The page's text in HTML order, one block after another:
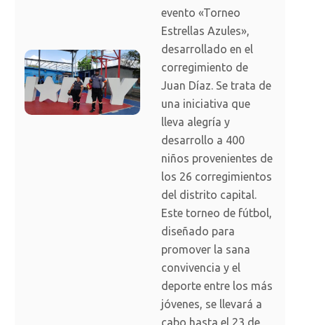
evento «Torneo
Estrellas Azules»,
desarrollado en el
corregimiento de
Juan Díaz. Se trata de
una iniciativa que
lleva alegría y
desarrollo a 400
niños provenientes de
los 26 corregimientos
del distrito capital.
Este torneo de fútbol,
diseñado para
promover la sana
convivencia y el
deporte entre los más
jóvenes, se llevará a
cabo hasta el 23 de